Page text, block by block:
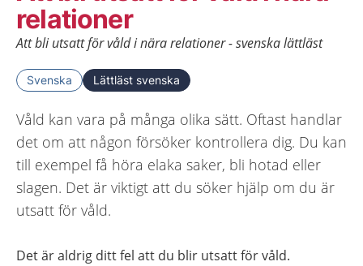
relationer
Att bli utsatt för våld i nära relationer - svenska lättläst
Svenska Lättläst svenska
Våld kan vara på många olika sätt. Oftast handlar
det om att någon försöker kontrollera dig. Du kan
till exempel få höra elaka saker, bli hotad eller
slagen. Det är viktigt att du söker hjälp om du är
utsatt för våld.
Det är aldrig ditt fel att du blir utsatt för våld.